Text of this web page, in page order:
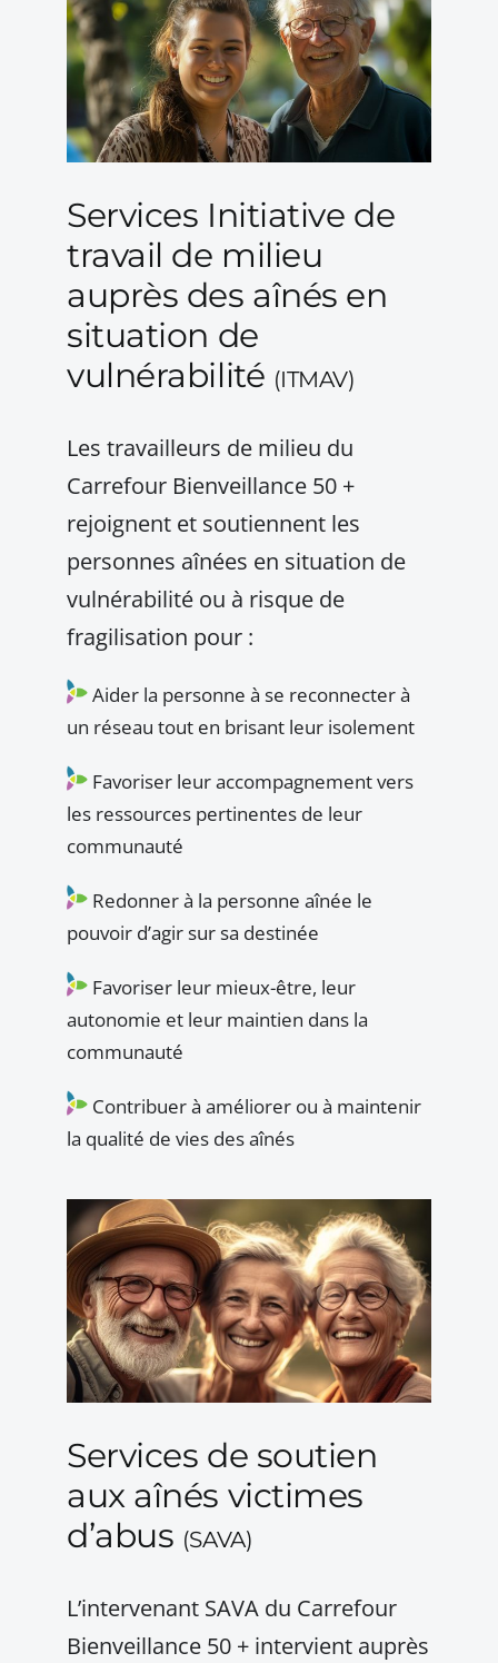
Services Initiative de
travail de milieu
auprès des aînés en
situation de
vulnérabilité (ITMAV)
Les travailleurs de milieu du
Carrefour Bienveillance 50 +
rejoignent et soutiennent les
personnes aînées en situation de
vulnérabilité ou à risque de
fragilisation pour :
Aider la personne à se reconnecter à
un réseau tout en brisant leur isolement
Favoriser leur accompagnement vers
les ressources pertinentes de leur
communauté
Redonner à la personne aînée le
pouvoir d’agir sur sa destinée
Favoriser leur mieux-être, leur
autonomie et leur maintien dans la
communauté
Contribuer à améliorer ou à maintenir
la qualité de vies des aînés
Services de soutien
aux aînés victimes
d’abus (SAVA)
L’intervenant SAVA du Carrefour
Bienveillance 50 + intervient auprès